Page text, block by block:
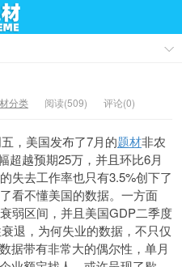
分类 阅读(509) 评论(0)
，美国发布了7月的题材非农
超越预期25万，并且环比6月
失去工作率也只有3.5%创下了
看不懂美国的数据。一方面
弱区间，并且美国GDP二季度
退，为何失业的数据，不只仅
据带有非常大的偶尔性，单月